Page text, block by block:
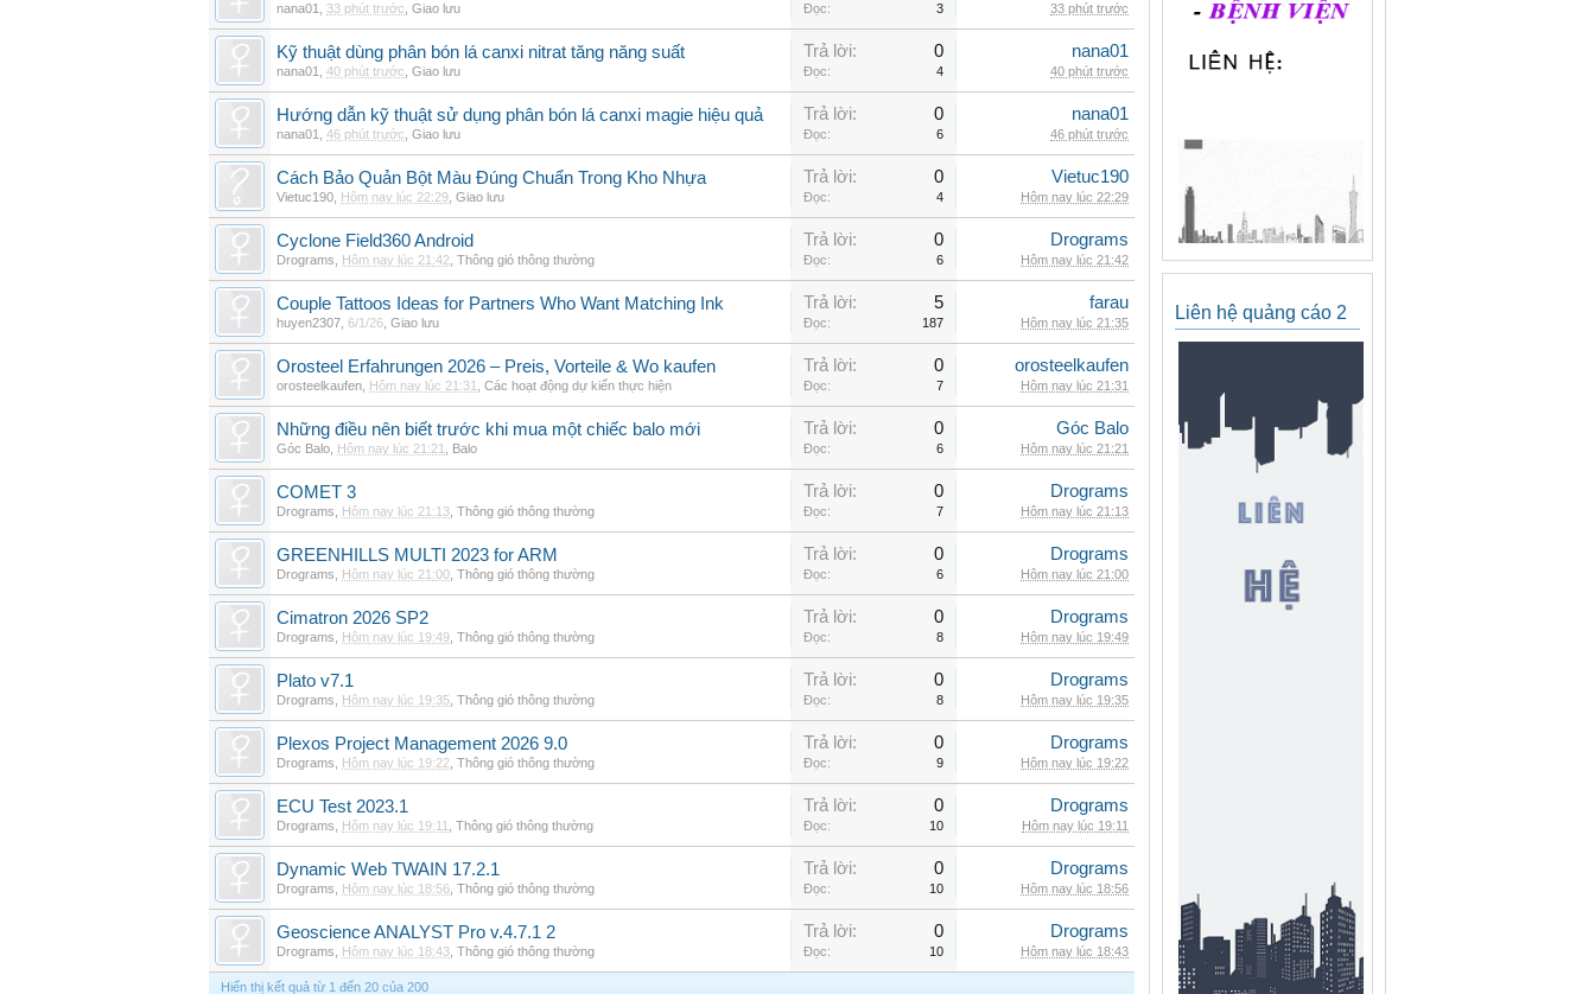
nana01 33 phút trước Giao lưu Đọc: 3 33 phút trước
Kỹ thuật dùng phân bón lá canxi nitrat tăng năng suất
nana01 40 phút trước Giao lưu
Trả lời: 0
Đọc: 4
nana01
40 phút trước
Hướng dẫn kỹ thuật sử dụng phân bón lá canxi magie hiệu quả
nana01 46 phút trước Giao lưu
Trả lời: 0
Đọc: 6
nana01
46 phút trước
Cách Bảo Quản Bột Màu Đúng Chuẩn Trong Kho Nhựa
Vietuc190 Hôm nay lúc 22:29 Giao lưu
Trả lời: 0
Đọc: 4
Vietuc190
Hôm nay lúc 22:29
Cyclone Field360 Android
Drograms Hôm nay lúc 21:42 Thông gió thông thường
Trả lời: 0
Đọc: 6
Drograms
Hôm nay lúc 21:42
Couple Tattoos Ideas for Partners Who Want Matching Ink
huyen2307 6/1/26 Giao lưu
Trả lời: 5
Đọc: 187
farau
Hôm nay lúc 21:35
Orosteel Erfahrungen 2026 – Preis, Vorteile & Wo kaufen
orosteelkaufen Hôm nay lúc 21:31 Các hoạt động dự kiến thực hiện
Trả lời: 0
Đọc: 7
orosteelkaufen
Hôm nay lúc 21:31
Những điều nên biết trước khi mua một chiếc balo mới
Góc Balo Hôm nay lúc 21:21 Balo
Trả lời: 0
Đọc: 6
Góc Balo
Hôm nay lúc 21:21
COMET 3
Drograms Hôm nay lúc 21:13 Thông gió thông thường
Trả lời: 0
Đọc: 7
Drograms
Hôm nay lúc 21:13
GREENHILLS MULTI 2023 for ARM
Drograms Hôm nay lúc 21:00 Thông gió thông thường
Trả lời: 0
Đọc: 6
Drograms
Hôm nay lúc 21:00
Cimatron 2026 SP2
Drograms Hôm nay lúc 19:49 Thông gió thông thường
Trả lời: 0
Đọc: 8
Drograms
Hôm nay lúc 19:49
Plato v7.1
Drograms Hôm nay lúc 19:35 Thông gió thông thường
Trả lời: 0
Đọc: 8
Drograms
Hôm nay lúc 19:35
Plexos Project Management 2026 9.0
Drograms Hôm nay lúc 19:22 Thông gió thông thường
Trả lời: 0
Đọc: 9
Drograms
Hôm nay lúc 19:22
ECU Test 2023.1
Drograms Hôm nay lúc 19:11 Thông gió thông thường
Trả lời: 0
Đọc: 10
Drograms
Hôm nay lúc 19:11
Dynamic Web TWAIN 17.2.1
Drograms Hôm nay lúc 18:56 Thông gió thông thường
Trả lời: 0
Đọc: 10
Drograms
Hôm nay lúc 18:56
Geoscience ANALYST Pro v.4.7.1 2
Drograms Hôm nay lúc 18:43 Thông gió thông thường
Trả lời: 0
Đọc: 10
Drograms
Hôm nay lúc 18:43
Hiển thị kết quả từ 1 đến 20 của 200
Liên hệ quảng cáo 2